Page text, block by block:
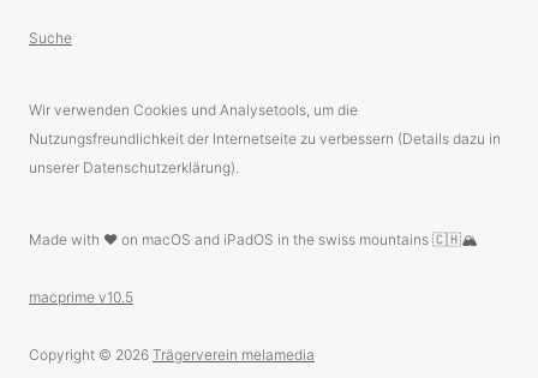
Suche
Wir verwenden Cookies und Analysetools, um die
Nutzungsfreundlichkeit der Internetseite zu verbessern (Details dazu in
unserer Datenschutzerklärung).
Made with ❤️ on macOS and iPadOS in the swiss mountains 🇨🇭🏔
macprime v10.5
Copyright © 2026 Trägerverein melamedia